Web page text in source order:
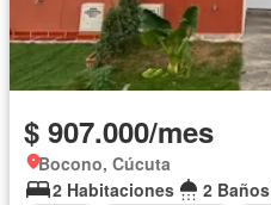
$ 907.000/mes
Bocono, Cúcuta
2 Habitaciones
2 Baños